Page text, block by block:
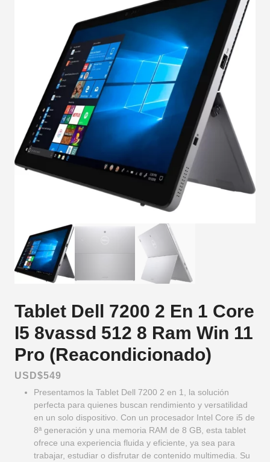
Tablet Dell 7200 2 En 1 Core
I5 8vassd 512 8 Ram Win 11
Pro (Reacondicionado)
USD$549
Presentamos la Tablet Dell 7200 2 en 1, la solución
perfecta para quienes buscan rendimiento y versatilidad
en un solo dispositivo. Con un procesador Intel Core i5 de
8ª generación y una memoria RAM de 8 GB, esta tablet
ofrece una experiencia fluida y eficiente, ya sea para
trabajar, estudiar o disfrutar de contenido multimedia. Su